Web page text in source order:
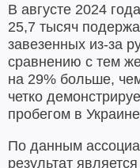
В августе 2024
25,7 тысяч
завезенных из-за
сравнению с тем
на 29% больше,
четко
пробегом в
По данным
результат